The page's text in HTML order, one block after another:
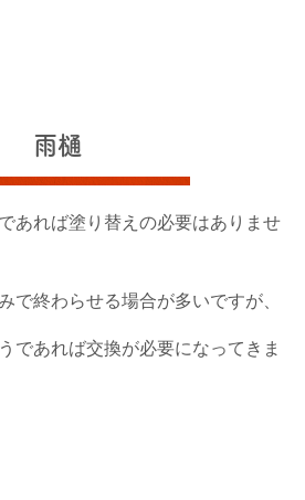
雨樋
あれば塗り替えの必要はありませ
で終わらせる場合が多いですが、
であれば交換が必要になってきま